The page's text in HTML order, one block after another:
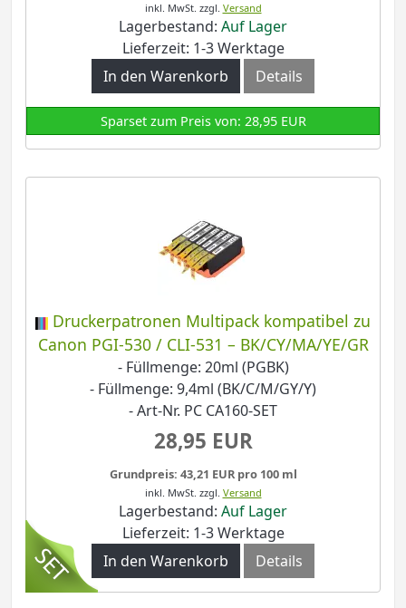
inkl. MwSt. zzgl. Versand
Lagerbestand: Auf Lager
Lieferzeit: 1-3 Werktage
In den Warenkorb
Details
Sparset zum Preis von: 28,95 EUR
Druckerpatronen Multipack kompatibel zu
Canon PGI-530 / CLI-531 – BK/CY/MA/YE/GR
- Füllmenge: 20ml (PGBK)
- Füllmenge: 9,4ml (BK/C/M/GY/Y)
- Art-Nr. PC CA160-SET
28,95 EUR
Grundpreis: 43,21 EUR pro 100 ml
inkl. MwSt. zzgl. Versand
Lagerbestand: Auf Lager
Lieferzeit: 1-3 Werktage
In den Warenkorb
Details